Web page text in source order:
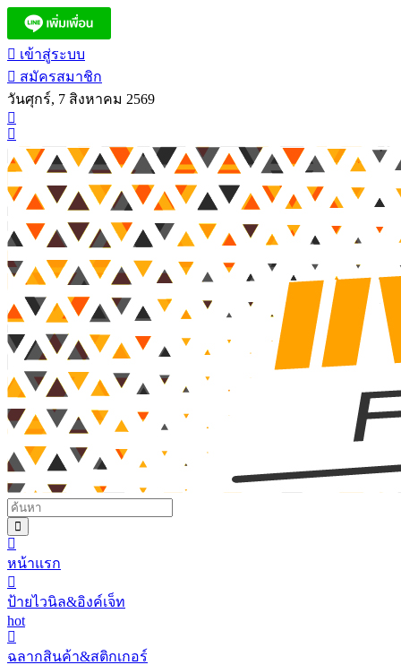
เข้าสู่ระบบ
สมัครสมาชิก
วันศุกร์, 7 สิงหาคม 2569
หน้าแรก
ป้ายไวนิล&อิงค์เจ็ท
hot
ฉลากสินค้า&สติกเกอร์